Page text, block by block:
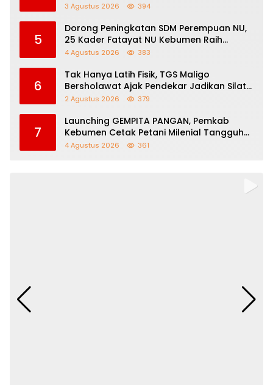
hingga Pendidikan
3 Agustus 2026 394
5
Dorong Peningkatan SDM Perempuan NU,
25 Kader Fatayat NU Kebumen Raih
Beasiswa Afirmasi IAINU
4 Agustus 2026 383
6
Tak Hanya Latih Fisik, TGS Maligo
Bersholawat Ajak Pendekar Jadikan Silat
Sebagai Jalan Dakwah
2 Agustus 2026 379
7
Launching GEMPITA PANGAN, Pemkab
Kebumen Cetak Petani Milenial Tangguh
Perkuat Ketahanan Pangan
4 Agustus 2026 361